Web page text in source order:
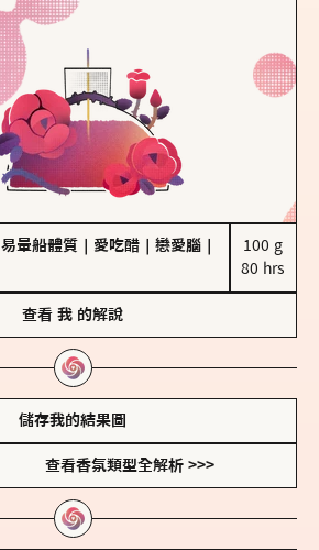
易暈船體質 愛吃醋 戀愛腦
100 g
80 hrs
查看 我 的解說
儲存我的結果圖
查看香氛類型全解析 >>>